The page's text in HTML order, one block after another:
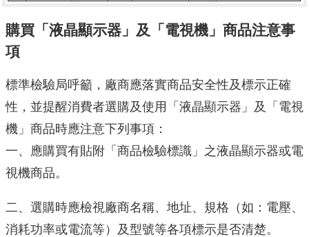
購買「液晶顯示器」及「電視機」商品注意事
項
標準檢驗局呼籲，廠商應落實商品安全性及標示正確
性，並提醒消費者選購及使用「液晶顯示器」及「電視
機」商品時應注意下列事項：
一、應購買有貼附「商品檢驗標識」之液晶顯示器或電
視機商品。
二、選購時應檢視廠商名稱、地址、規格（如：電壓、
消耗功率或電流等）及型號等各項標示是否清楚。